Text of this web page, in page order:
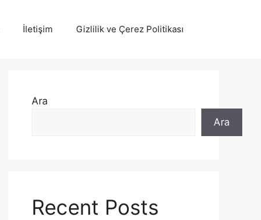
İletişim Gizlilik ve Çerez Politikası
Ara
Ara
Recent Posts